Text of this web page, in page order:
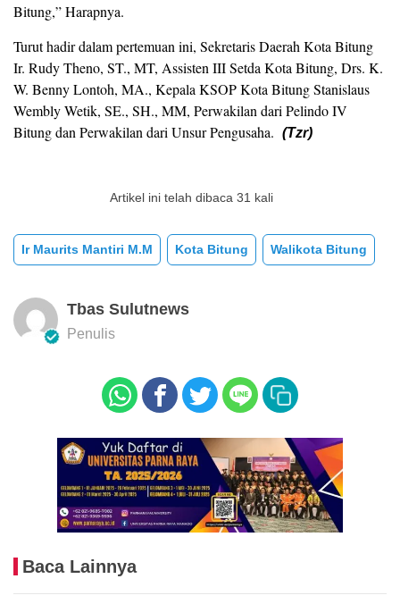
Bitung,” Harapnya.
Turut hadir dalam pertemuan ini, Sekretaris Daerah Kota Bitung
Ir. Rudy Theno, ST., MT, Assisten III Setda Kota Bitung, Drs. K.
W. Benny Lontoh, MA., Kepala KSOP Kota Bitung Stanislaus
Wembly Wetik, SE., SH., MM, Perwakilan dari Pelindo IV
Bitung dan Perwakilan dari Unsur Pengusaha. (Tzr)
Artikel ini telah dibaca 31 kali
Ir Maurits Mantiri M.M Kota Bitung Walikota Bitung
Tbas Sulutnews
Penulis
Baca Lainnya